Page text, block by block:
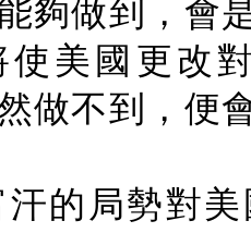
夠做到，會
使美國更改
做不到，便
的局勢對